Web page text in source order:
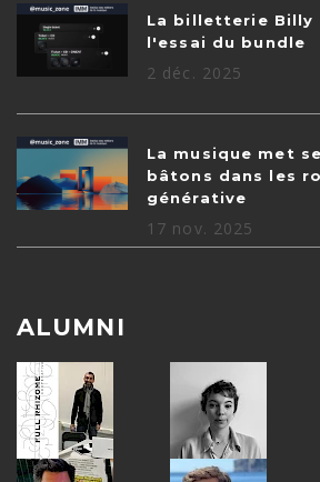
La billetterie Billy
l'essai du bundle
2 déc. 2025
La musique met
bâtons dans les
générative
17 nov. 2025
ALUMNI